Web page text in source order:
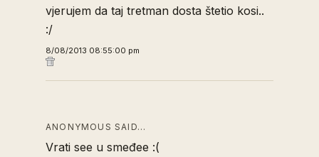
vjerujem da taj tretman dosta štetio kosi..
:/
8/08/2013 08:55:00 pm
ANONYMOUS SAID…
Vrati see u smeđee :(